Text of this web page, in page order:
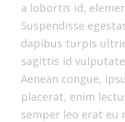
a lobortis id,
Suspendisse
dapibus turpis
sagittis id
Aenean congue,
placerat, enim
semper leo erat eu